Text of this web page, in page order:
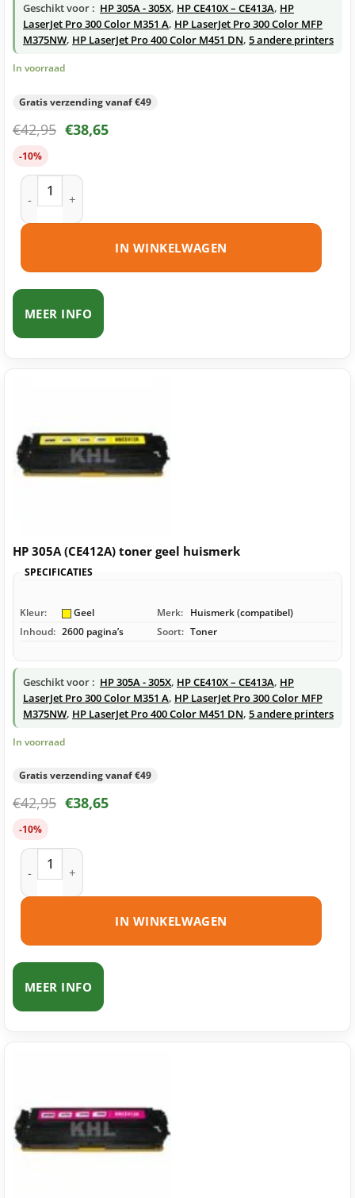
Geschikt voor : HP 305A - 305X, HP CE410X – CE413A, HP
LaserJet Pro 300 Color M351 A, HP LaserJet Pro 300 Color MFP
M375NW, HP LaserJet Pro 400 Color M451 DN, 5 andere printers
In voorraad
Gratis verzending vanaf €49
€42,95 €38,65
-10%
HP 305A (CE411A) toner cyaan huismerk aantal
IN WINKELWAGEN
MEER INFO
HP 305A (CE412A) toner geel huismerk
SPECIFICATIES
Kleur: Geel Merk: Huismerk (compatibel)
Inhoud: 2600 pagina’s Soort: Toner
Geschikt voor : HP 305A - 305X, HP CE410X – CE413A, HP
LaserJet Pro 300 Color M351 A, HP LaserJet Pro 300 Color MFP
M375NW, HP LaserJet Pro 400 Color M451 DN, 5 andere printers
In voorraad
Gratis verzending vanaf €49
€42,95 €38,65
-10%
HP 305A (CE412A) toner geel huismerk aantal
IN WINKELWAGEN
MEER INFO